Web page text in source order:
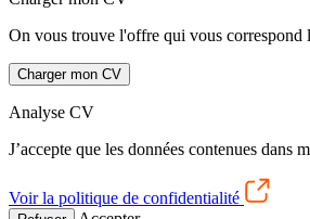
On vous trouve l'offre qui vous correspond
Charger mon CV
Analyse CV
J’accepte que les données contenues
Voir la politique de confidentialité